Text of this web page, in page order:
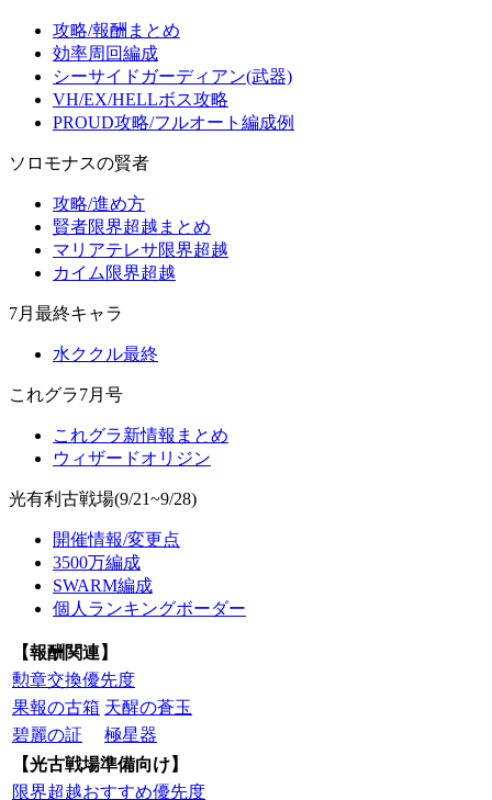
攻略/報酬まとめ
効率周回編成
シーサイドガーディアン(武器)
VH/EX/HELLボス攻略
PROUD攻略/フルオート編成例
ソロモナスの賢者
攻略/進め方
賢者限界超越まとめ
マリアテレサ限界超越
カイム限界超越
7月最終キャラ
水ククル最終
これグラ7月号
これグラ新情報まとめ
ウィザードオリジン
光有利古戦場(9/21~9/28)
開催情報/変更点
3500万編成
SWARM編成
個人ランキングボーダー
【報酬関連】
勲章交換優先度
果報の古箱 天醒の蒼玉
碧麗の証
極星器
【光古戦場準備向け】
限界超越おすすめ優先度